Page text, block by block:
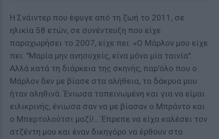
Η Σνάιντερ που έφυγε από τη ζωή το 2011, σε
ηλικία 58 ετών, σε συνέντευξη που είχε
παραχωρήσει το 2007, είχε πει: «Ο Μάρλον μου είχε
πει: ''Μαρία μην ανησυχείς, είνα μόνο μία ταινία''.
Αλλά κατά τη διάρκεια της σκηνής, παρ'όλο που ο
Μάρλον δεν με βίασε στα αλήθεια, τα δάκρυα μου
ήταν αληθινά. Ένιωσα ταπεινωμένη και για να είμαι
ειλικρινής, ένιωσα σαν να με βίασαν ο Μπράντο και
ο Μπερτολούτσι μαζί!...΄Επρεπε να είχα καλέσει τον
ατζέντη μου και έναν δικηγόρο να έρθουν στο